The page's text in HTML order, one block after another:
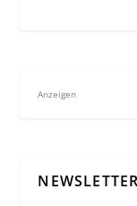
Anzeigen
NEWSLETTER